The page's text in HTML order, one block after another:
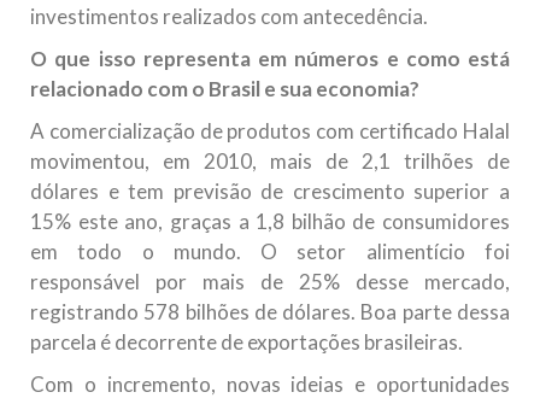
investimentos realizados com antecedência.
O que isso representa em números e como está
relacionado com o Brasil e sua economia?
A comercialização de produtos com certificado Halal
movimentou, em 2010, mais de 2,1 trilhões de
dólares e tem previsão de crescimento superior a
15% este ano, graças a 1,8 bilhão de consumidores
em todo o mundo. O setor alimentício foi
responsável por mais de 25% desse mercado,
registrando 578 bilhões de dólares. Boa parte dessa
parcela é decorrente de exportações brasileiras.
Com o incremento, novas ideias e oportunidades